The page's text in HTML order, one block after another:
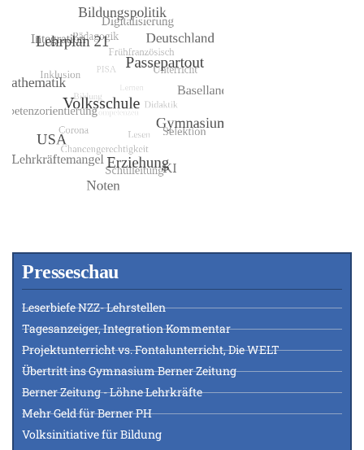
Presseschau
Leserbiefe NZZ- Lehrstellen
Tagesanzeiger, Integration Kommentar
Projektunterricht vs. Fontalunterricht, Die WELT
Übertritt ins Gymnasium Berner Zeitung
Berner Zeitung - Löhne Lehrkräfte
Mehr Geld für Berner PH
Volksinitiative für Bildung